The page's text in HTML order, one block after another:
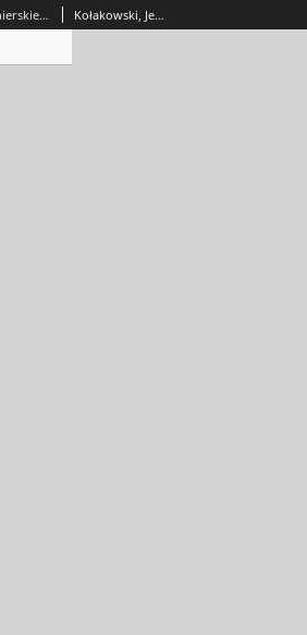
Fotografia listu Rektora Wyższej Szkoły Inżynierskiej w Zielonej Górze, prof. dr. inż. Jerzego Kołakowskiego, do ambasadora Związku Radzieckiego w Warszawie, Averkia Aristova Kołakowski, Jerzy (1907-1980)